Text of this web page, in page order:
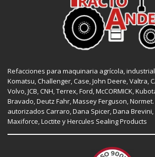
Refacciones para maquinaria agrícola,
Komatsu, Challenger, Case John Deere , Valtra,
Volvo, JCB CNH , Terrex, Ford , McCORMICK,
Bravado, Deutz Fahr, Massey Ferguson Normet
autorizados Carraro Dana Spicer , Dana Brevini,
Maxiforce, Loctite y Hercules Sealing Products